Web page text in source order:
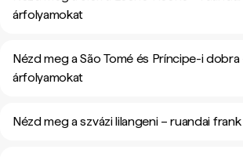
árfolyamokat
Nézd meg a São Tomé és Príncipe-i
árfolyamokat
Nézd meg a szvázi lilangeni – ruandai